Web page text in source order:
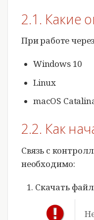
2.1. Какие
При работе
Windows 10
Linux
macOS
2.2. Как
Связь с
необходимо:
Скачать файл